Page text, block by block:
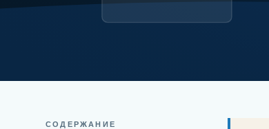
АРЕНДА ЯХТЫ
СОДЕРЖАНИЕ